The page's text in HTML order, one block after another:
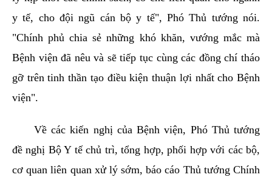
y tế, cho đội ngũ cán bộ y tế", Phó Thủ tướng nói.
"Chính phủ chia sẻ những khó khăn, vướng mắc mà
Bệnh viện đã nêu và sẽ tiếp tục cùng các đồng chí tháo
gỡ trên tinh thần tạo điều kiện thuận lợi nhất cho Bệnh
viện".
Về các kiến nghị của Bệnh viện, Phó Thủ tướng
đề nghị Bộ Y tế chủ trì, tổng hợp, phối hợp với các bộ,
cơ quan liên quan xử lý sớm, báo cáo Thủ tướng Chính